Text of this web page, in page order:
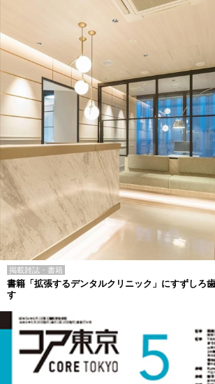
掲載雑誌・書籍
書籍「拡張するデンタルクリニック」にすずしろ
す